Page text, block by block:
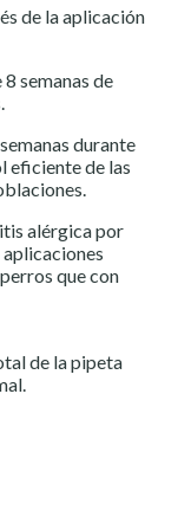
de la aplicación
semanas de
durante
eficiente de las
alérgica por
que con
de la pipeta